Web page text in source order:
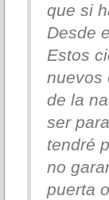
que si
Desde
Estos
nuevos
de la
ser
tendré
no
puerta